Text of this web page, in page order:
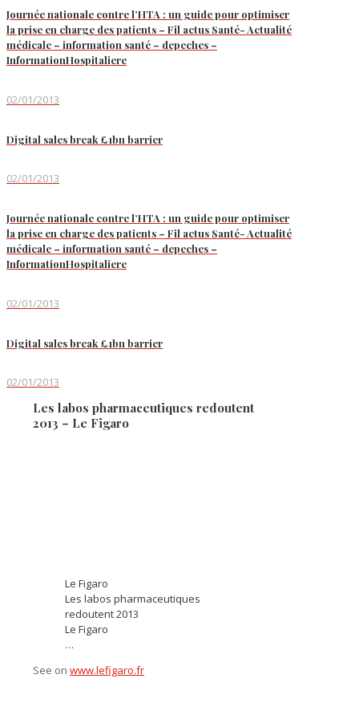
Journée nationale contre l’HTA : un guide pour optimiser
la prise en charge des patients – Fil actus Santé- Actualité
médicale – information santé – depeches –
InformationHospitaliere
02/01/2013
Digital sales break £1bn barrier
02/01/2013
Journée nationale contre l’HTA : un guide pour optimiser
la prise en charge des patients – Fil actus Santé- Actualité
médicale – information santé – depeches –
InformationHospitaliere
02/01/2013
Digital sales break £1bn barrier
02/01/2013
Les labos pharmaceutiques redoutent
2013 – Le Figaro
Le Figaro
Les labos pharmaceutiques
redoutent 2013
Le Figaro
…
See on www.lefigaro.fr